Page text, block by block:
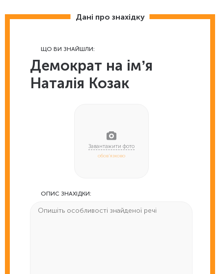
Дані про знахідку
ЩО ВИ ЗНАЙШЛИ:
Демократ на імʼя
Наталія Козак
обов'язково
ОПИС ЗНАХІДКИ: